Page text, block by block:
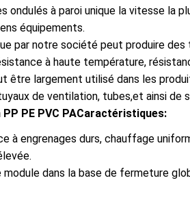
à paroi unique la vitesse la
équipements.
par notre société peut produire des
à haute température,
être largement utilisé dans les
de ventilation, tubes,et ainsi de
PE PVC PACaractéristiques:
à engrenages durs, chauffage
dans la base de fermeture